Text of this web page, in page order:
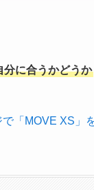
分に合うかどうか
「MOVE XS」